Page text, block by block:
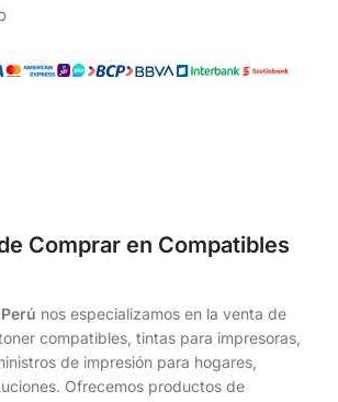
Comprar en Compatibles
nos especializamos en la venta de
compatibles, tintas para impresoras,
de impresión para hogares,
Ofrecemos productos de